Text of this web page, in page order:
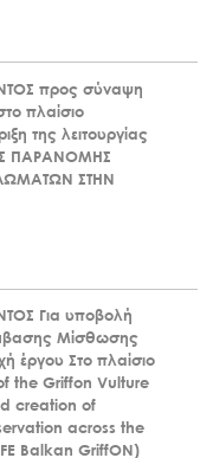
προς σύναψη
πλαίσιο
της λειτουργίας
ΠΑΡΑΝΟΜΗΣ
ΣΤΗΝ
Για υποβολή
Μίσθωσης
έργου Στο πλαίσιο
the Griffon Vulture
creation of
across the
Balkan GriffON)